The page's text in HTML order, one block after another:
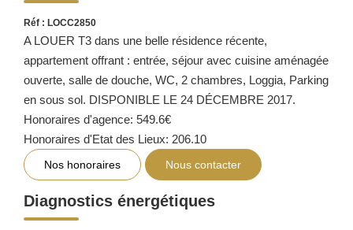
Réf : LOCC2850
A LOUER T3 dans une belle résidence récente,
appartement offrant : entrée, séjour avec cuisine aménagée
ouverte, salle de douche, WC, 2 chambres, Loggia, Parking
en sous sol. DISPONIBLE LE 24 DÉCEMBRE 2017.
Honoraires d'agence: 549.6€
Honoraires d'Etat des Lieux: 206.10
Nos honoraires Nous contacter
Diagnostics énergétiques